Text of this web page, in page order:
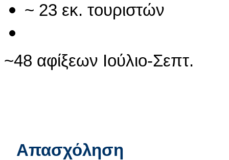
~ 23 εκ. τουριστών
~48 αφίξεων Ιούλιο-Σεπτ.
Απασχόληση